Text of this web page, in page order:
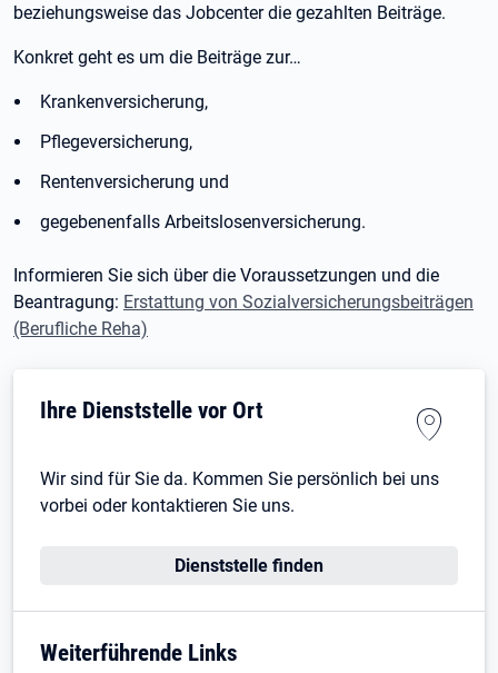
beziehungsweise das Jobcenter die gezahlten Beiträge.
Konkret geht es um die Beiträge zur…
Krankenversicherung,
Pflegeversicherung,
Rentenversicherung und
gegebenenfalls Arbeitslosenversicherung.
Informieren Sie sich über die Voraussetzungen und die
Beantragung: Erstattung von Sozialversicherungsbeiträgen
(Berufliche Reha)
Ihre Dienststelle vor Ort
Wir sind für Sie da. Kommen Sie persönlich bei uns
vorbei oder kontaktieren Sie uns.
Dienststelle finden
Weiterführende Links